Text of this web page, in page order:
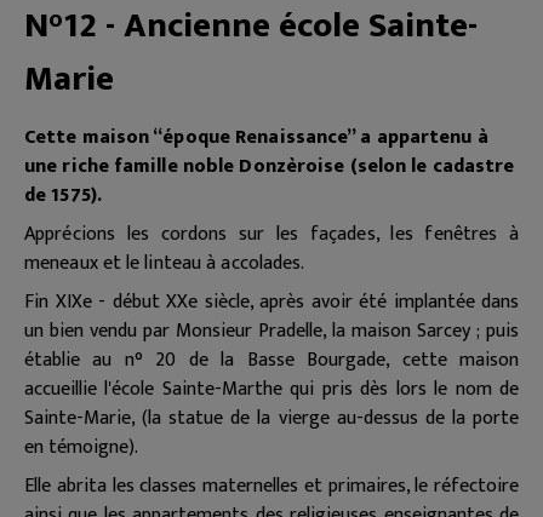
N°12 - Ancienne école Sainte-
Marie
Cette maison “époque Renaissance” a appartenu à
une riche famille noble Donzèroise (selon le cadastre
de 1575).
Apprécions les cordons sur les façades, les fenêtres à
meneaux et le linteau à accolades.
Fin XIXe - début XXe siècle, après avoir été implantée dans
un bien vendu par Monsieur Pradelle, la maison Sarcey ; puis
établie au n° 20 de la Basse Bourgade, cette maison
accueillie l'école Sainte-Marthe qui pris dès lors le nom de
Sainte-Marie, (la statue de la vierge au-dessus de la porte
en témoigne).
Elle abrita les classes maternelles et primaires, le réfectoire